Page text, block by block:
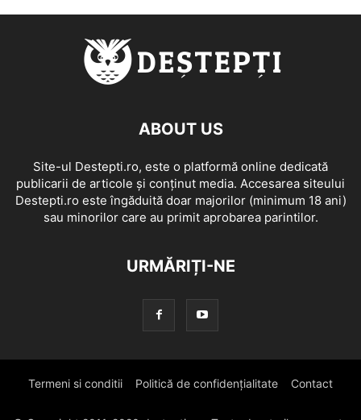
ABOUT US
Site-ul Destepti.ro, este o platformă online dedicată
publicarii de articole și conținut media. Accesarea siteului
Destepti.ro este îngăduită doar majorilor (minimum 18 ani)
sau minorilor care au primit aprobarea parintilor.
URMĂRIȚI-NE
Termeni si conditii Politică de confidențialitate Contact